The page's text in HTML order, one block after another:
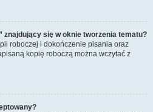
znajdujący się w oknie tworzenia tematu?
roboczej i dokończenie pisania oraz
kopię roboczą można wczytać z